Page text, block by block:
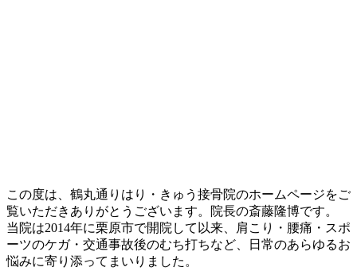
この度は、鶴丸通りはり・きゅう接骨院のホームページをご
覧いただきありがとうございます。院長の斎藤隆博です。
当院は2014年に栗原市で開院して以来、肩こり・腰痛・スポ
ーツのケガ・交通事故後のむち打ちなど、日常のあらゆるお
悩みに寄り添ってまいりました。